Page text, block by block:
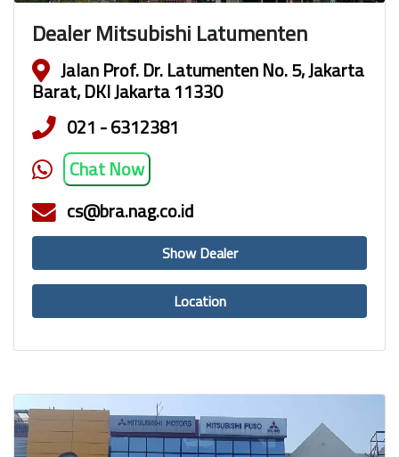
Dealer Mitsubishi Latumenten
Jalan Prof. Dr. Latumenten No. 5, Jakarta
Barat, DKI Jakarta 11330
021 - 6312381
Chat Now
cs@bra.nag.co.id
Show Dealer
Location